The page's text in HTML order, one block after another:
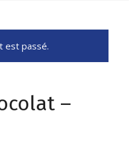
est passé.
–